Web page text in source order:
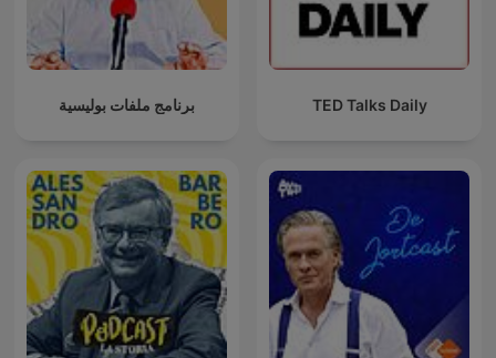
برنامج ملفات بوليسية TED Talks Daily